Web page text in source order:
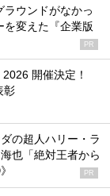
ラウンドがなかっ
変えた『企業版
PR
開催決定！
彰
の超人ハリー・ラ
也「絶対王者から
PR